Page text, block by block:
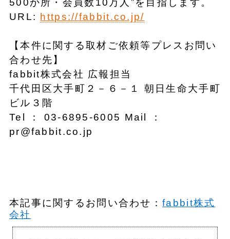
500か所・会員数10万人”を目指します。
URL:
https://fabbit.co.jp/
【本件に関する取材ご依頼等プレスお問い
合わせ先】
fabbit株式会社 広報担当
千代田区大手町２－６－１ 朝日生命大手町
ビル３階
Tel ： 03-6895-6005 Mail ：
pr@fabbit.co.jp
本記事に関するお問い合わせ：fabbit株式
会社